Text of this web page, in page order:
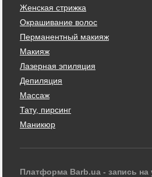
Женская стрижка
Окрашивание волос
Перманентный макияж
Макияж
Лазерная эпиляция
Депиляция
Массаж
Тату, пирсинг
Маникюр
Платформа Barb.ua - запись на